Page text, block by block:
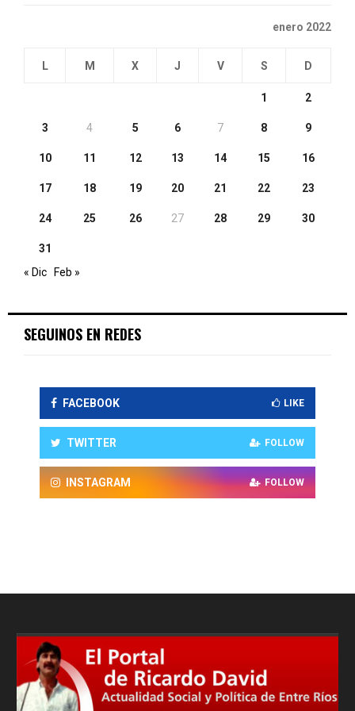
enero 2022
L M X J V S D
1 2
3 4 5 6 7 8 9
10 11 12 13 14 15 16
17 18 19 20 21 22 23
24 25 26 27 28 29 30
31
« Dic
Feb »
SEGUINOS EN REDES
FACEBOOK LIKE
TWITTER FOLLOW
INSTAGRAM FOLLOW